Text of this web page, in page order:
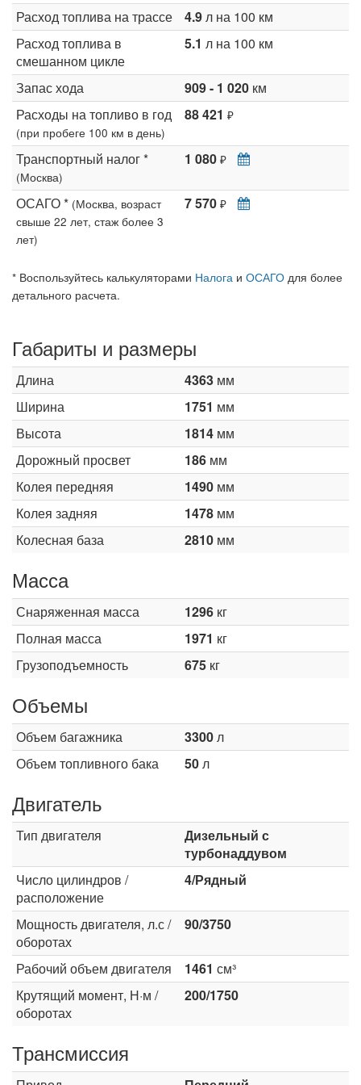
Расход топлива на трассе 4.9л на 100 км
Расход топлива в
смешанном цикле
5.1 л на 100 км
Запас хода 909 - 1 020 км
Расходы на топливо в год
(при пробеге 100 км в день)
88 421 ₽
Транспортный налог *
(Москва)
1 080 ₽
ОСАГО * (Москва, возраст
свыше 22 лет, стаж более 3
лет)
7 570 ₽
* Воспользуйтесь калькуляторами Налога и ОСАГО для более
детального расчета.
Габариты и размеры
Длина 4363 мм
Ширина
1751 мм
Высота
1814 мм
Дорожный просвет
186 мм
Колея передняя
1490 мм
Колея задняя
1478 мм
Колесная база
2810 мм
Масса
Снаряженная масса 1296 кг
Полная масса
1971 кг
Грузоподъемность
675 кг
Объемы
Объем багажника 3300л
Объем топливного бака
50л
Двигатель
Тип двигателя
Дизельный с
турбонаддувом
Число цилиндров /
расположение
4/Рядный
Мощность двигателя, л.с /
оборотах
90/3750
Рабочий объем двигателя 1461 см³
Крутящий момент, Н·м /
оборотах
200/1750
Трансмиссия